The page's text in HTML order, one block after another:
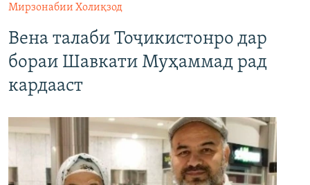
Мирзонабии Холиқзод
Вена талаби Тоҷикистонро дар
бораи Шавкати Муҳаммад рад
кардааст